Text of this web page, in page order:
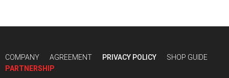
COMPANY AGREEMENT PRIVACY POLICY
SHOP GUIDE
PARTNERSHIP